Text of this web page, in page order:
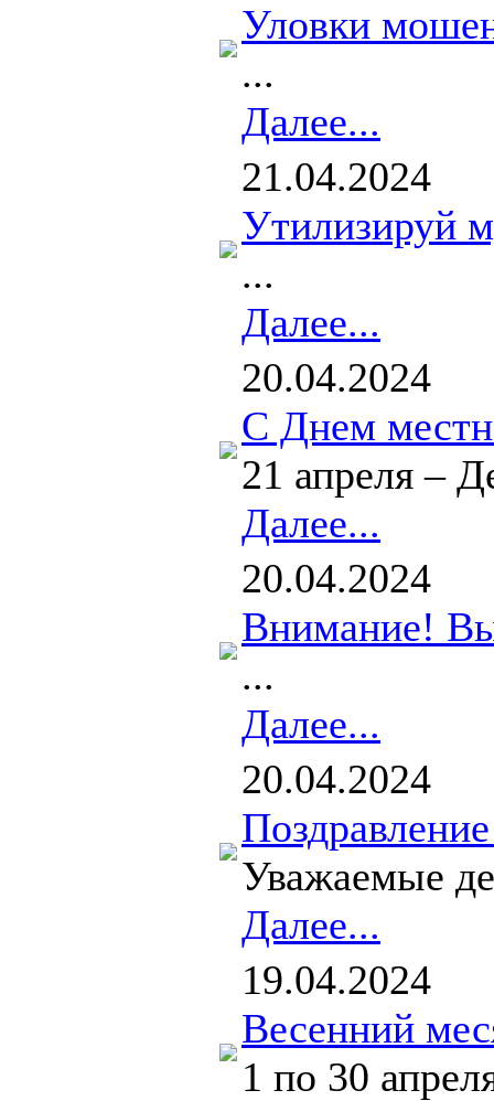
Уловки
...
Далее...
21.04.2024
Утилизируй
...
Далее...
20.04.2024
С Днем
21 апреля –
Далее...
20.04.2024
Внимание!
...
Далее...
20.04.2024
Уважаемые
Далее...
19.04.2024
Весенний
1 по 30